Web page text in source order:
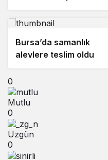
kurtuldu
Bursa’da samanlık
alevlere teslim oldu
0
Mutlu
0
Üzgün
0